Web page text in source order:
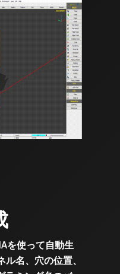
を使って自動生
名、穴の位置、